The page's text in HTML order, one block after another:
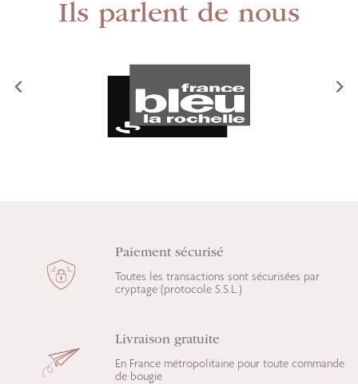
Ils parlent de nous
< >
Paiement sécurisé
Toutes les transactions sont sécurisées par
cryptage (protocole S.S.L.)
Livraison gratuite
En France métropolitaine pour toute commande
de bougie